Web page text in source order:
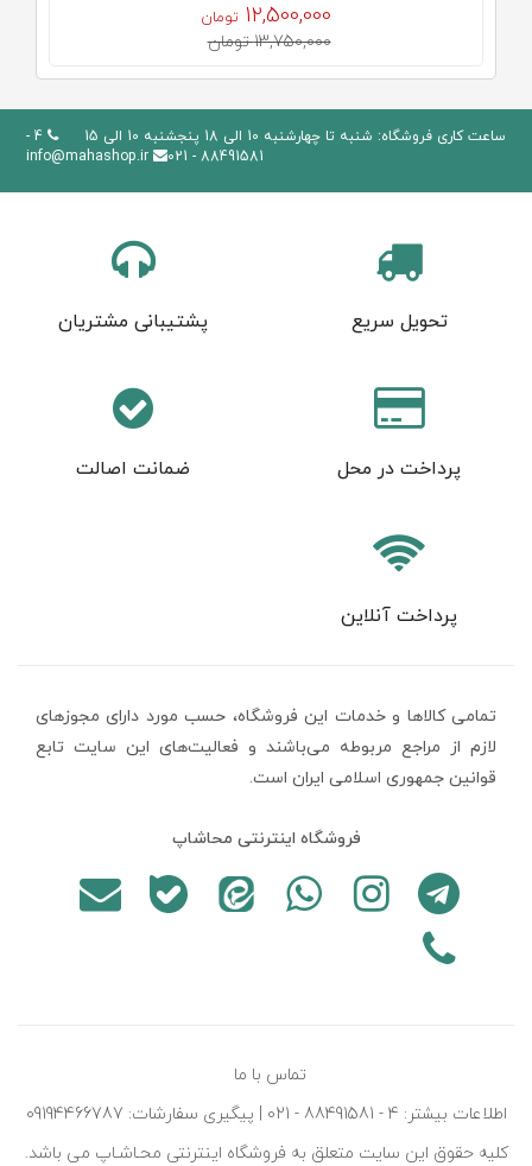
12,500,000 تومان
13,750,000 تومان
ساعت کاری فروشگاه: شنبه تا چهارشنبه 10 الی 18 پنجشنبه 10 الی 15
4 -
88491581 - 021
info@mahashop.ir
تحویل سریع پشتیبانی مشتریان
پرداخت در محل ضمانت اصالت
پرداخت آنلاین
تمامی كالاها و خدمات اين فروشگاه، حسب مورد دارای مجوزهای
لازم از مراجع مربوطه می‌باشند و فعاليت‌های اين سايت تابع
قوانين جمهوری اسلامی ایران است.
فروشگاه اینترنتی محاشاپ
تماس با ما
اطلاعات بیشتر: 4 - 88491581 - 021 | پیگیری سفارشات: 09194466787
کليه حقوق اين سايت متعلق به فروشگاه اينترنتی محـاشـاپ می باشد.